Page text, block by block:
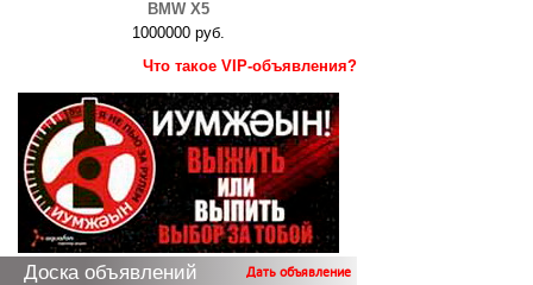
BMW X5
1000000 руб.
Что такое VIP-объявления?
Доска объявлений Дать объявление